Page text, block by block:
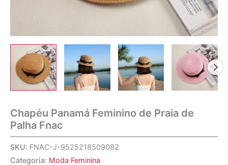
Chapéu Panamá Feminino de Praia de
Palha Fnac
SKU: FNAC-J-9525218509082
Categoria: Moda Feminina